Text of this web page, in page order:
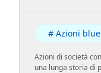
# Azioni
Azioni di società
una lunga storia di